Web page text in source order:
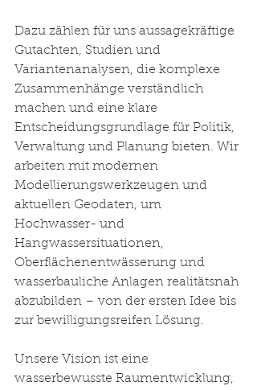
Dazu zählen für uns aussagekräftige
Gutachten, Studien und
Variantenanalysen, die komplexe
Zusammenhänge verständlich
machen und eine klare
Entscheidungsgrundlage für Politik,
Verwaltung und Planung bieten. Wir
arbeiten mit modernen
Modellierungswerkzeugen und
aktuellen Geodaten, um
Hochwasser- und
Hangwassersituationen,
Oberflächenentwässerung und
wasserbauliche Anlagen realitätsnah
abzubilden – von der ersten Idee bis
zur bewilligungsreifen Lösung.
Unsere Vision ist eine
wasserbewusste Raumentwicklung,